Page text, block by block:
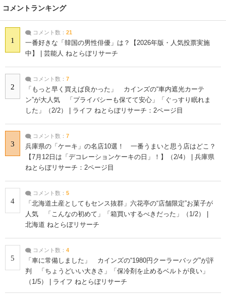
コメントランキング
1
コメント数： 21
一番好きな「韓国の男性俳優」は？【2026年版・人気投票実施
中】 | 芸能人 ねとらぼリサーチ
2
コメント数： 7
「もっと早く買えば良かった」 カインズの“車内遮光カーテ
ン”が大人気 「プライバシーも保てて安心」「ぐっすり眠れま
した」（2/2） | ライフ ねとらぼリサーチ：2ページ目
3
コメント数： 7
兵庫県の「ケーキ」の名店10選！ 一番うまいと思う店はどこ？
【7月12日は「デコレーションケーキの日」！】（2/4） | 兵庫県
ねとらぼリサーチ：2ページ目
4
コメント数： 5
「北海道土産としてもセンス抜群」六花亭の“店舗限定”お菓子が
人気 「こんなの初めて」「箱買いするべきだった」（1/2） |
北海道 ねとらぼリサーチ
5
コメント数： 4
「車に常備しました」 カインズの“1980円クーラーバッグ”が評
判 「ちょうどいい大きさ」「保冷剤を止めるベルトが良い」
（1/5） | ライフ ねとらぼリサーチ